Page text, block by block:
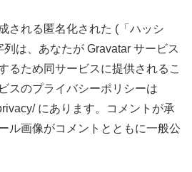
される匿名化された (「ハッシ
列は、あなたが Gravatar サービス
るため同サービスに提供されるこ
スのプライバシーポリシーは
にあります。コメントが承
ル画像がコメントとともに一般公